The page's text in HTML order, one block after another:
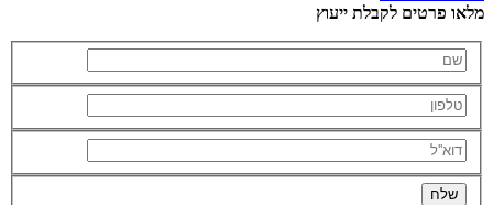
מלאו פרטים לקבלת ייעוץ